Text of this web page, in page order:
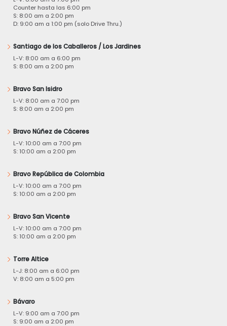
Counter hasta las 6:00 pm
S: 8:00 am a 2:00 pm
D: 9:00 am a 1:00 pm (solo Drive Thru.)
Santiago de los Caballeros / Los Jardines
L-V: 8:00 am a 6:00 pm
S: 8:00 am a 2:00 pm
Bravo San Isidro
L-V: 8:00 am a 7:00 pm
S: 8:00 am a 2:00 pm
Bravo Núñez de Cáceres
L-V: 10:00 am a 7:00 pm
S: 10:00 am a 2:00 pm
Bravo República de Colombia
L-V: 10:00 am a 7:00 pm
S: 10:00 am a 2:00 pm
Bravo San Vicente
L-V: 10:00 am a 7:00 pm
S: 10:00 am a 2:00 pm
Torre Altice
L-J: 8:00 am a 6:00 pm
V: 8:00 am a 5:00 pm
Bávaro
L-V: 9:00 am a 7:00 pm
S: 9:00 am a 2:00 pm